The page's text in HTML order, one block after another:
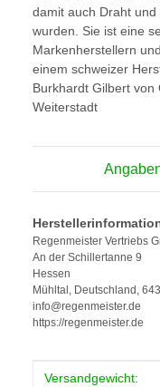
damit auch Draht
wurden. Sie ist eine
Markenherstellern
einem schweizer
Burkhardt Gilbert
Weiterstadt
Regenmeister Vertriebs
An der Schillertanne 9
Hessen
Mühltal, Deutschland,
info@regenmeister.de
https://regenmeister.de
Wert
Versandgewicht: